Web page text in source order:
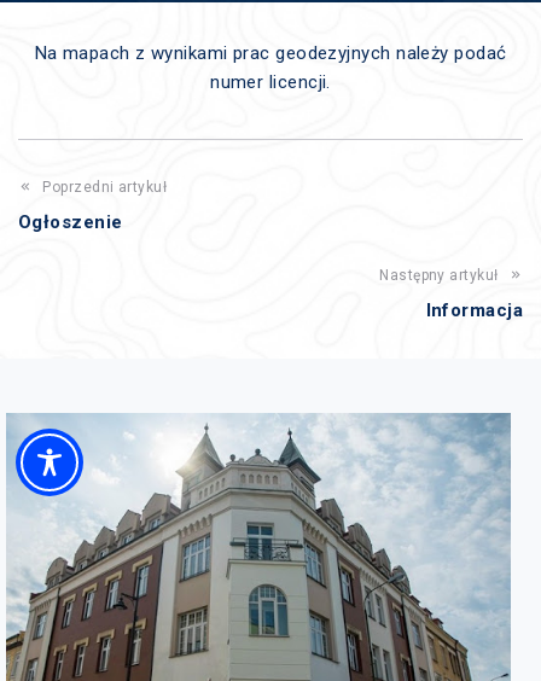
Na mapach z wynikami prac geodezyjnych należy podać
numer licencji.
Poprzedni artykuł
Ogłoszenie
Następny artykuł
Informacja